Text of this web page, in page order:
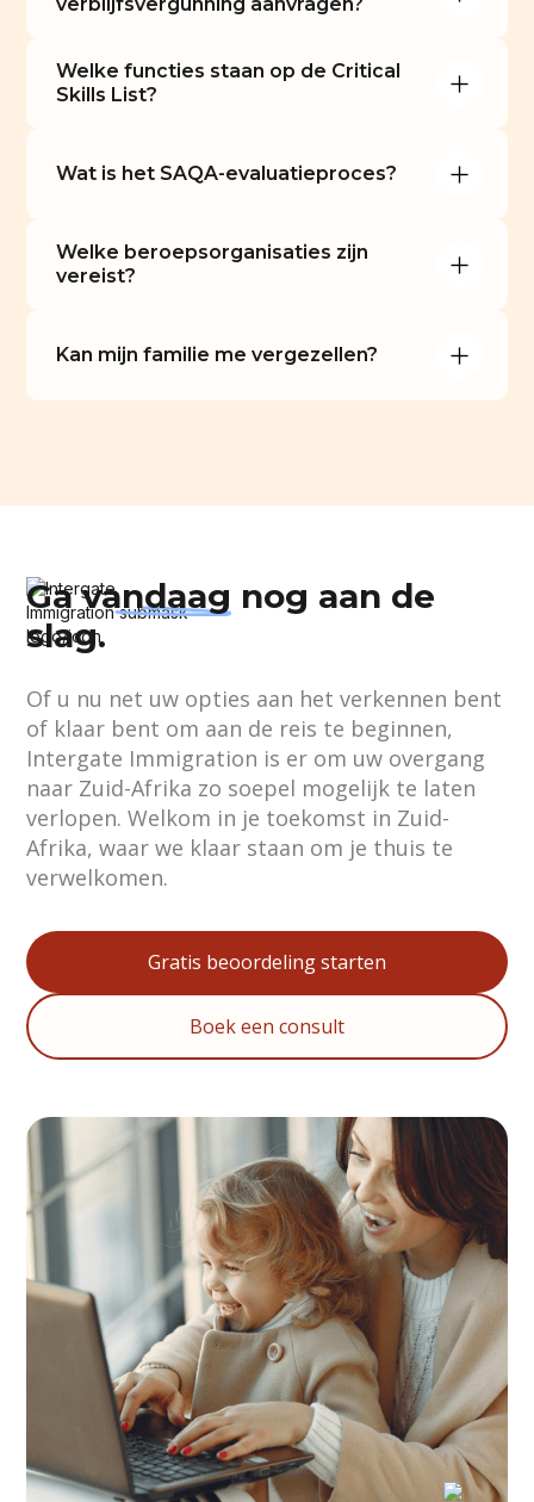
Welke functies staan op de Critical
Skills List?
Wat is het SAQA-evaluatieproces?
Welke beroepsorganisaties zijn
vereist?
Kan mijn familie me vergezellen?
Gavandaag nog aan de
slag.
Of u nu net uw opties aan het verkennen bent
of klaar bent om aan de reis te beginnen,
Intergate Immigration is er om uw overgang
naar Zuid-Afrika zo soepel mogelijk te laten
verlopen. Welkom in je toekomst in Zuid-
Afrika, waar we klaar staan om je thuis te
verwelkomen.
Gratis beoordeling starten
Boek een consult